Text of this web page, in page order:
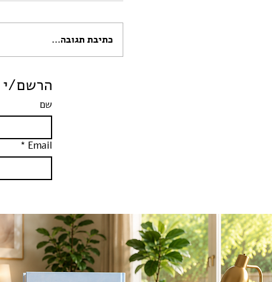
למלחמה, היו אי של
כתיבת תגובה...
הרשם/י
שם
Email
*